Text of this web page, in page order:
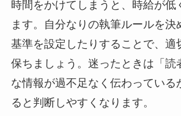
時間をかけてしまうと、時給が低
ます。自分なりの執筆ルールを決
基準を設定したりすることで、適
保ちましょう。迷ったときは「読
な情報が過不足なく伝わっている
ると判断しやすくなります。